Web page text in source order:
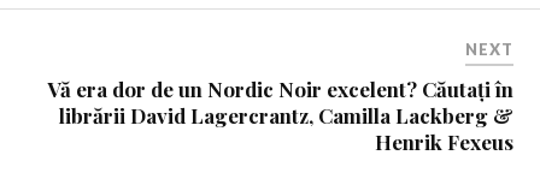
NEXT
Vă era dor de un Nordic Noir excelent? Căutați în
librării David Lagercrantz, Camilla Lackberg &
Henrik Fexeus